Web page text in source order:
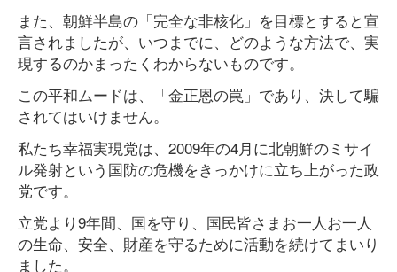
また、朝鮮半島の「完全な非核化」を目標とすると宣
言されましたが、いつまでに、どのような方法で、実
現するのかまったくわからないものです。
この平和ムードは、「金正恩の罠」であり、決して騙
されてはいけません。
私たち幸福実現党は、2009年の4月に北朝鮮のミサイ
ル発射という国防の危機をきっかけに立ち上がった政
党です。
立党より9年間、国を守り、国民皆さまお一人お一人
の生命、安全、財産を守るために活動を続けてまいり
ました。